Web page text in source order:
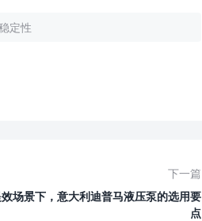
定性
下一篇
场景下，意大利迪普马液压泵的选用要
点